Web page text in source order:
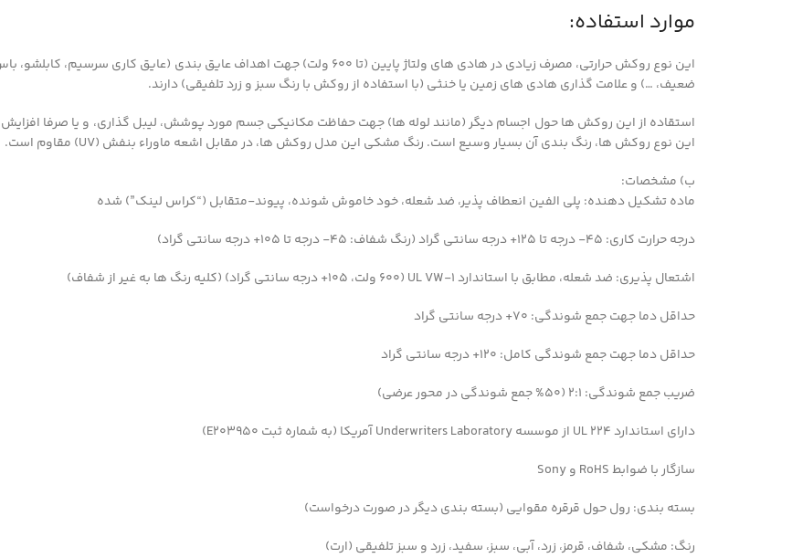
موارد استفاده:
این نوع روکش حرارتی، مصرف زیادی در هادی های ولتاژ پایین (تا ۶۰۰ ولت) جهت اهداف
ضعیف، …) و علامت گذاری هادی های زمین یا خنثی (با استفاده از روکش با رنگ سبز و زرد تلفیقی) دارند.
استقاده از این روکش ها حول اجسام دیگر (مانند لوله ها) جهت حفاظت مکانیکی جسم مورد پوشش، لیبل گذاری، و یا صرفا
این نوع روکش ها، رنگ بندی آن بسیار وسیع است. رنگ مشکی این مدل روکش ها، در مقابل اشعه ماوراء بنفش (UV) مقاوم است.
ب) مشخصات:
ماده تشکیل دهنده: پلی الفین انعطاف پذیر، ضد شعله، خود خاموش شونده، پیوند-متقابل (“کراس لینک”) شده
درجه حرارت کاری: ۴۵- درجه تا ۱۲۵+ درجه سانتی گراد (رنگ شفاف: ۴۵- درجه تا ۱۰۵+ درجه سانتی گراد)
اشتعال پذیری: ضد شعله، مطابق با استاندارد ۱-UL VW (600 ولت، ۱۰۵+ درجه سانتی گراد) (کلیه رنگ ها به غیر از شفاف)
حداقل دما جهت جمع شوندگی: ۷۰+ درجه سانتی گراد
حداقل دما جهت جمع شوندگی کامل: ۱۲۰+ درجه سانتی گراد
ضریب جمع شوندگی: ۲:۱ (۵۰% جمع شوندگی در محور عرضی)
دارای استاندارد ۲۲۴ UL از موسسه Underwriters Laboratory آمریکا (به شماره ثبت E203950)
سازگار با ضوابط RoHS و Sony
بسته بندی: رول حول قرقره مقوایی (بسته بندی دیگر در صورت درخواست)
رنگ: مشکی، شفاف، قرمز، زرد، آبی، سبز، سفید، زرد و سبز تلفیقی (ارت)